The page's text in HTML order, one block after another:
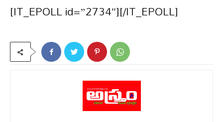
[IT_EPOLL id=”2734″][/IT_EPOLL]